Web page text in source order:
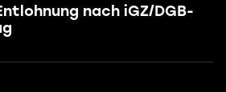
nach iGZ/DGB-